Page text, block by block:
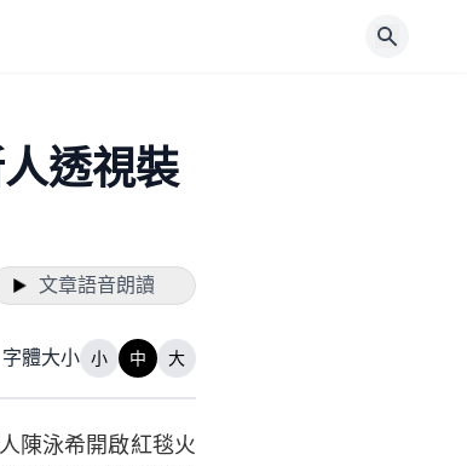
透視裝
文章語音朗讀
字體大小 小 中 大
陳泳希開啟紅毯火